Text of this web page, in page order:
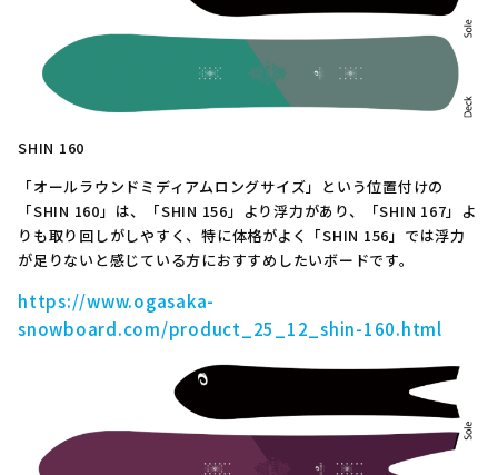
SHIN 160
「オールラウンドミディアムロングサイズ」という位置付けの
「SHIN 160」は、「SHIN 156」より浮力があり、「SHIN 167」よ
りも取り回しがしやすく、特に体格がよく「SHIN 156」では浮力
が足りないと感じている方におすすめしたいボードです。
https://www.ogasaka-
snowboard.com/product_25_12_shin-160.html